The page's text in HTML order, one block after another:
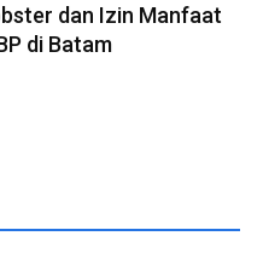
dan Izin Manfaat
di Batam